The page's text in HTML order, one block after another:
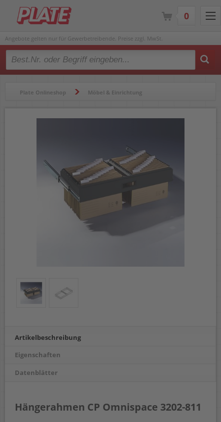
Angebote gelten nur für Gewerbetreibende. Preise zzgl. MwSt.
Type 2 or more characters for results.
Plate Onlineshop Möbel & Einrichtung
Hängerahmen CP Omnispace 3202-811
Artikelbeschreibung
Eigenschaften
Datenblätter
Hängerahmen CP Omnispace 3202-811
0